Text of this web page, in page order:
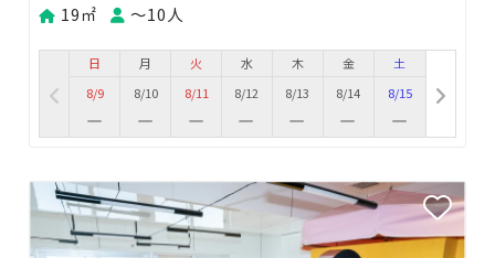
19㎡
〜10人
日
8/9
月
8/10
火
8/11
水
8/12
木
8/13
金
8/14
土
8/15